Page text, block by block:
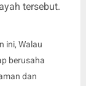
tersebut.
ini, Walau
berusaha
dan